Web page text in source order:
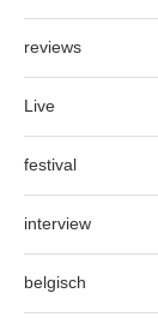
reviews
Live
festival
interview
belgisch